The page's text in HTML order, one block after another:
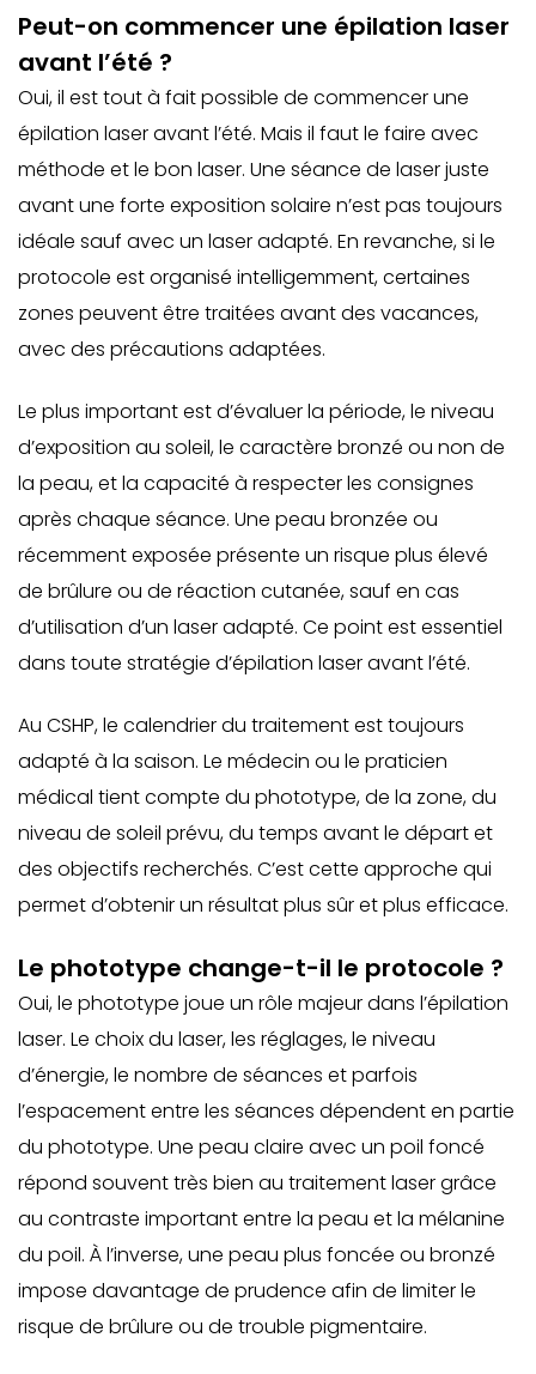
Peut-on commencer une épilation laser
avant l’été ?
Oui, il est tout à fait possible de commencer une
épilation laser avant l’été. Mais il faut le faire avec
méthode et le bon laser. Une séance de laser juste
avant une forte exposition solaire n’est pas toujours
idéale sauf avec un laser adapté. En revanche, si le
protocole est organisé intelligemment, certaines
zones peuvent être traitées avant des vacances,
avec des précautions adaptées.
Le plus important est d’évaluer la période, le niveau
d’exposition au soleil, le caractère bronzé ou non de
la peau, et la capacité à respecter les consignes
après chaque séance. Une peau bronzée ou
récemment exposée présente un risque plus élevé
de brûlure ou de réaction cutanée, sauf en cas
d’utilisation d’un laser adapté. Ce point est essentiel
dans toute stratégie d’épilation laser avant l’été.
Au CSHP, le calendrier du traitement est toujours
adapté à la saison. Le médecin ou le praticien
médical tient compte du phototype, de la zone, du
niveau de soleil prévu, du temps avant le départ et
des objectifs recherchés. C’est cette approche qui
permet d’obtenir un résultat plus sûr et plus efficace.
Le phototype change-t-il le protocole ?
Oui, le phototype joue un rôle majeur dans l’épilation
laser. Le choix du laser, les réglages, le niveau
d’énergie, le nombre de séances et parfois
l’espacement entre les séances dépendent en partie
du phototype. Une peau claire avec un poil foncé
répond souvent très bien au traitement laser grâce
au contraste important entre la peau et la mélanine
du poil. À l’inverse, une peau plus foncée ou bronzé
impose davantage de prudence afin de limiter le
risque de brûlure ou de trouble pigmentaire.